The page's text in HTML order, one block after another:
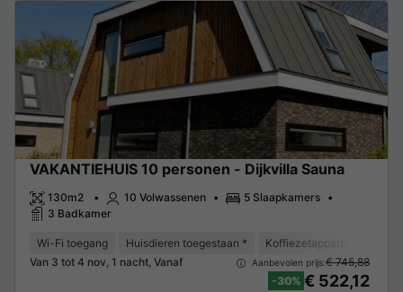
VAKANTIEHUIS 10 personen - Dijkvilla Sauna
130m2 10 Volwassenen
5 Slaapkamers
3 Badkamer
Wi-Fi toegang Huisdieren toegestaan * Koffiezetapparaat
Van 3 tot 4 nov, 1 nacht, Vanaf
Aanbevolen prijs:€ 745,88
-30% € 522,12